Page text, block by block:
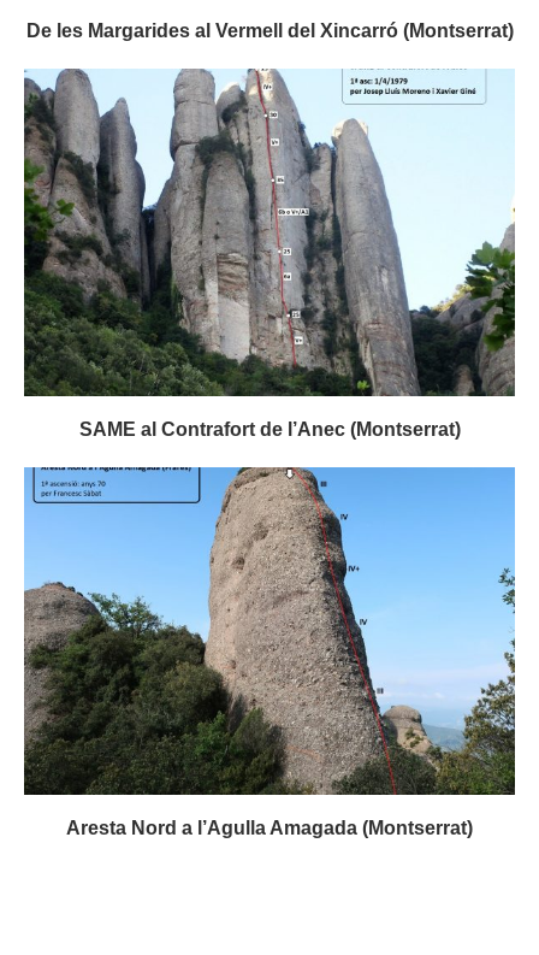
De les Margarides al Vermell del Xincarró (Montserrat)
SAME al Contrafort de l’Anec (Montserrat)
Aresta Nord a l’Agulla Amagada (Montserrat)